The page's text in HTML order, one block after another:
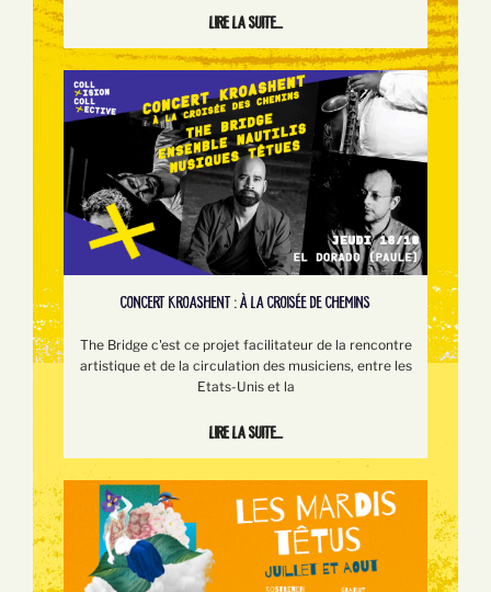
Lire la suite...
CONCERT KROASHENT : À LA CROISÉE DE CHEMINS
The Bridge c'est ce projet facilitateur de la rencontre
artistique et de la circulation des musiciens, entre les
Etats-Unis et la
Lire la suite...